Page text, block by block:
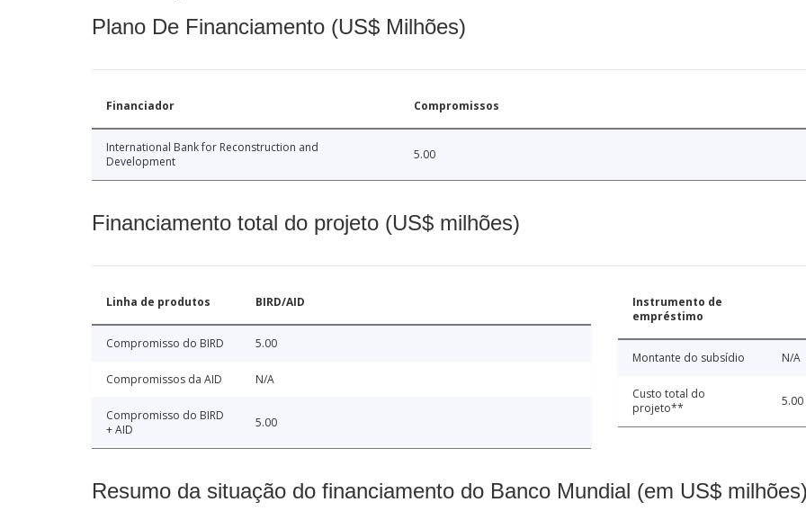
Plano De Financiamento (US$ Milhões)
Financiador Compromissos
International Bank for Reconstruction and
Development
5.00
Financiamento total do projeto (US$ milhões)
Linha de produtos BIRD/AID
Compromisso do BIRD 5.00
Compromissos da AID N/A
Compromisso do BIRD
+ AID
5.00
Instrumento de
empréstimo
Montante do subsídio N/A
Custo total do
projeto**
5.00
Resumo da situação do financiamento do Banco Mundial (em US$